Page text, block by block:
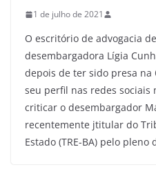
1 de julho de 2021
O escritório de advogacia
desembargadora Lígia
depois de ter sido presa na
seu perfil nas redes sociais
criticar o desembargador
recentemente jtitular do
Estado (TRE-BA) pelo